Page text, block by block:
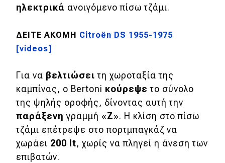
Συγκρίνουμε
Αγώνες
Formula 1
WRC
Motorsport
Eco
ηλεκτρικά ανοιγόμενο πίσω τζάμι.
ΔΕΙΤΕ ΑΚΟΜΗ Citroën DS 1955-1975
[videos]
Για να βελτιώσει τη χωροταξία της
καμπίνας, ο Bertoni κούρεψε το σύνολο
της ψηλής οροφής, δίνοντας αυτή την
παράξενη γραμμή «Ζ». H κλίση στο πίσω
τζάμι επέτρεψε στο πορτμπαγκάζ να
χωράει 200 lt, χωρίς να πληγεί η άνεση των
επιβατών.